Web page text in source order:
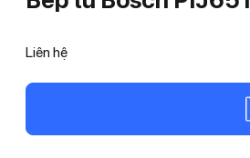
Liên hệ